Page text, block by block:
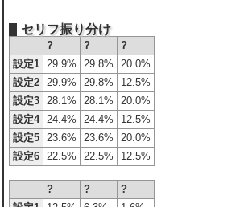
セリフ振り分け
? ?
?
設定1
29.9% 29.8%
20.0%
設定2
29.9% 29.8%
12.5%
設定3
28.1% 28.1%
20.0%
設定4
24.4% 24.4%
12.5%
設定5
23.6% 23.6%
20.0%
設定6
22.5% 22.5% 12.5%
? ?
?